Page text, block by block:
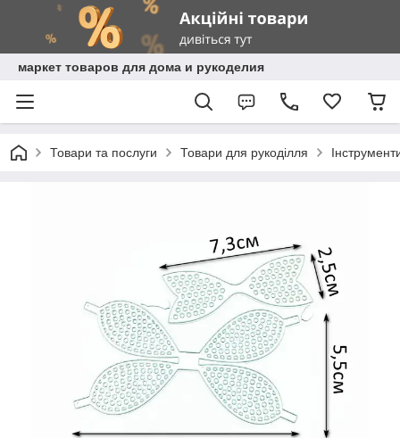
маркет товаров для дома и рукоделия
Товари та послуги Товари для рукоділля